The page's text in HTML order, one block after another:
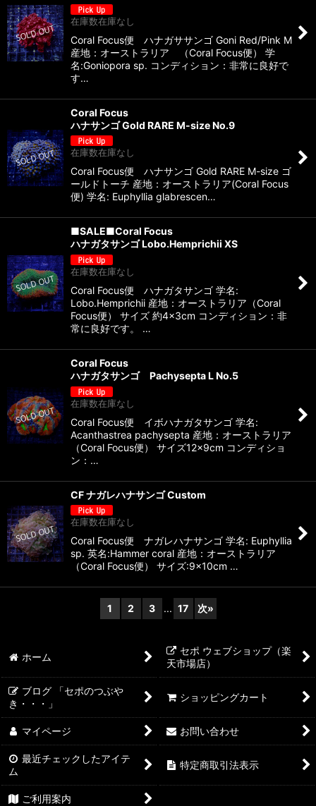
在庫数在庫なし
Coral Focus便 ハナガササンゴ Goni Red/Pink M
産地：オーストラリア （Coral Focus便） 学
名:Goniopora sp. コンディション：非常に良好で
す…
Coral Focus
ハナサンゴ Gold RARE M-size No.9
在庫数在庫なし
Coral Focus便 ハナサンゴ Gold RARE M-size ゴ
ールドトーチ 産地：オーストラリア(Coral Focus
便) 学名: Euphyllia glabrescen…
■SALE■Coral Focus
ハナガタサンゴ Lobo.Hemprichii XS
在庫数在庫なし
Coral Focus便 ハナガタサンゴ 学名:
Lobo.Hemprichii 産地：オーストラリア（Coral
Focus便） サイズ 約4×3cm コンディション：非
常に良好です。 …
Coral Focus
ハナガタサンゴ Pachysepta L No.5
在庫数在庫なし
Coral Focus便 イボハナガタサンゴ 学名:
Acanthastrea pachysepta 産地：オーストラリア
（Coral Focus便） サイズ12×9cm コンディショ
ン：…
CF ナガレハナサンゴ Custom
在庫数在庫なし
Coral Focus便 ナガレハナサンゴ 学名: Euphyllia
sp. 英名:Hammer coral 産地：オーストラリア
（Coral Focus便） サイズ:9×10cm …
1 2 3 ... 17 次»
ホーム
セポ ウェブショップ（楽
天市場店）
ブログ 「セポのつぶや
き・・・」
ショッピングカート
マイページ お問い合わせ
最近チェックしたアイテ
ム
特定商取引法表示
ご利用案内